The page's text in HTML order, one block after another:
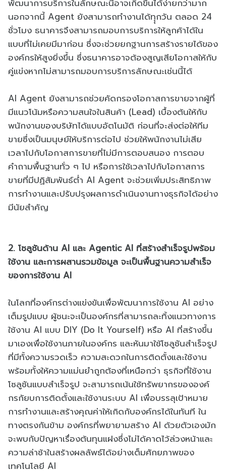
พัฒนาการบริการในลักษณะนี้อาจเกิดขึ้นได้ง่ายกว่ามาก
นอกจากนี้ Agent ยังสามารถทำงานได้ทุุกวัน ตลอด 24
ชั่วโมง ธนาคารจึงสามารถมอบการบริการให้ลูกค้าได้ใน
แบบที่ไม่เคยมีมาก่อน ซึ่งจะช่วยยกฐานการสร้างรายได้ของ
องค์กรให้สูงยิ่งขึ้น ซึ่งธนาคารอาจต้องสูญเสียโอกาสให้กับ
คู่แข่งหากไม่สามารถมอบการบริการลักษณะเช่นนี้ได้
AI Agent ยังสามารถช่วยคัดกรองโอกาสการขายจากผู้ที่
มีแนวโน้มหรือความสนใจในสินค้า (Lead) เบื้องต้นให้กับ
พนักงานของบริษัทได้แบบอัตโนมัติ ก่อนที่จะส่งต่อให้ทีม
ขายซึ่งเป็นมนุษย์ให้บริการต่อไป ช่วยให้พนักงานไม่เสีย
เวลาไปกับโอกาสการขายที่ไม่มีการตอบสนอง การตอบ
คำถามพื้นฐานทั่ว ๆ ไป หรือการใช้เวลาไปกับโอกาสการ
ขายที่มีปฏิสัมพันธ์ต่ำ AI Agent จะช่วยเพิ่มประสิทธิภาพ
การทำงานและปรับปรุงผลการดำเนินงานทางธุรกิจได้อย่าง
มีนัยสำคัญ
2. โซลูชันด้าน AI และ Agentic AI ที่สร้างสำเร็จรูปพร้อม
ใช้งาน และการผสานรวมข้อมูล จะเป็นพื้นฐานความสำเร็จ
ของการใช้งาน AI
ในโลกที่องค์กรต่างแข่งขันเพื่อพัฒนาการใช้งาน AI อย่าง
เต็มรูปแบบ ผู้ชนะจะเป็นองค์กรที่สามารถละทิ้งแนวทางการ
ใช้งาน AI แบบ DIY (Do It Yourself) หรือ AI ที่สร้างขึ้น
มาเองเพื่อใช้งานภายในองค์กร และหันมาใช้โซลูชันสำเร็จรูป
ที่มีทั้งความรวดเร็ว ความสะดวกในการติดตั้งและใช้งาน
พร้อมทั้งให้ความแม่นยำถูกต้องที่เหนือกว่า ธุรกิจที่ใช้งาน
โซลูชันแบบสำเร็จรูป จะสามารถเน้นใช้ทรัพยากรขององค์
กรกัยบการติดตั้งและใช้งานระบบ AI เพื่อบรรลุเป้าหมาย
การทำงานและสร้างคุณค่าให้เกิดกับองค์กรได้ในทันที ใน
ทางตรงกันข้าม องค์กรที่พยายามสร้าง AI ด้วยตัวเองมัก
จะพบกับปัญหาเรื่องต้นทุนแฝงซึ่งไม่ได้คาดไว้ล่วงหน้าและ
ความล่าช้าในสร้างผลลัพธ์ได้อย่างเต็มศักยภาพของ
เทคโนโลยี AI